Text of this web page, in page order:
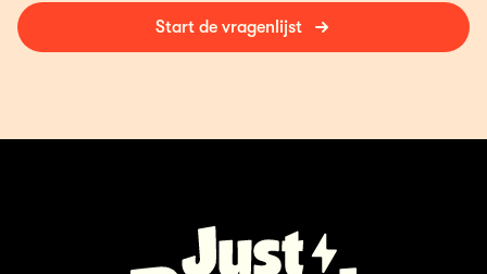
Start de vragenlijst